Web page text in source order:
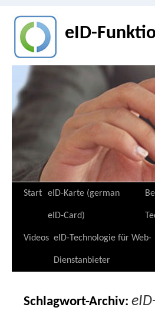
eID-
Zum
springen
Start eID-Karte (german
eID-Card)
Videos eID-Technologie für Web-
Dienstanbieter
Schlagwort-Archiv: